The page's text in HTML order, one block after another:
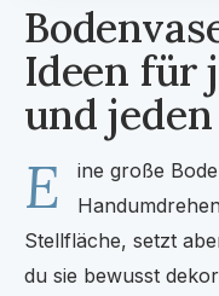
Ideen für
und
E
ine große
Stellfläche, setzt
du sie bewusst